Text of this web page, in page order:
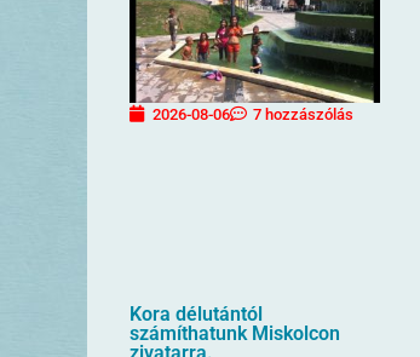
2026-08-06 7 hozzászólás
Kora délutántól
számíthatunk Miskolcon